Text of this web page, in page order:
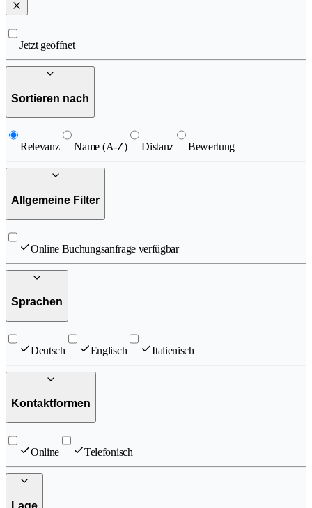
Jetzt geöffnet
Sortieren nach
Relevanz Name (A-Z) Distanz Bewertung
Allgemeine Filter
Online Buchungsanfrage verfügbar
Sprachen
Deutsch Englisch Italienisch
Kontaktformen
Online Telefonisch
Lage